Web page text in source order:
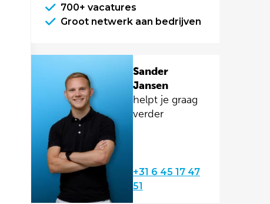
700+ vacatures
Groot netwerk aan bedrijven
Sander
Jansen
helpt je graag
verder
+31 6 45 17 47
51